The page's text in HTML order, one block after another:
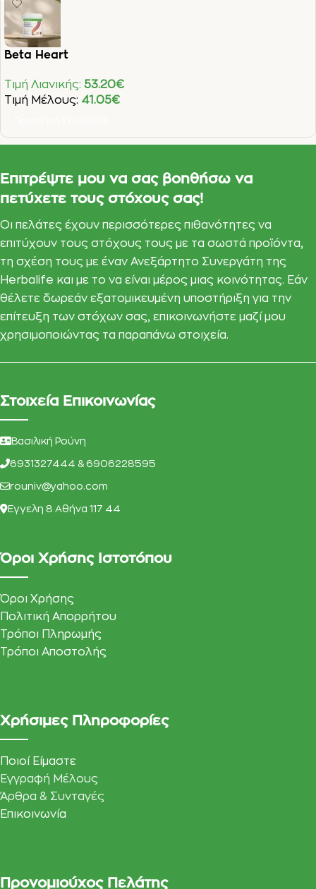
Beta Heart
Τιμή Λιανικής: 53.20€
Τιμή Μέλους: 41.05€
Επιτρέψτε μου να σας βοηθήσω να
πετύχετε τους στόχους σας!
Οι πελάτες έχουν περισσότερες πιθανότητες να
επιτύχουν τους στόχους τους με τα σωστά προϊόντα,
τη σχέση τους με έναν Ανεξάρτητο Συνεργάτη της
Herbalife και με το να είναι μέρος μιας κοινότητας. Εάν
θέλετε δωρεάν εξατομικευμένη υποστήριξη για την
επίτευξη των στόχων σας, επικοινωνήστε μαζί μου
χρησιμοποιώντας τα παραπάνω στοιχεία.
Στοιχεία Επικοινωνίας
Βασιλική Ρούνη
6931327444 & 6906228595
rouniv@yahoo.com
Eγγελη 8 Αθήνα 117 44
Όροι Χρήσης Ιστοτόπου
Όροι Χρήσης
Πολιτική Απορρήτου
Τρόποι Πληρωμής
Τρόποι Αποστολής
Χρήσιμες Πληροφορίες
Ποιοί Είμαστε
Εγγραφή Μέλους
Άρθρα & Συνταγές
Επικοινωνία
Προνομιούχος Πελάτης